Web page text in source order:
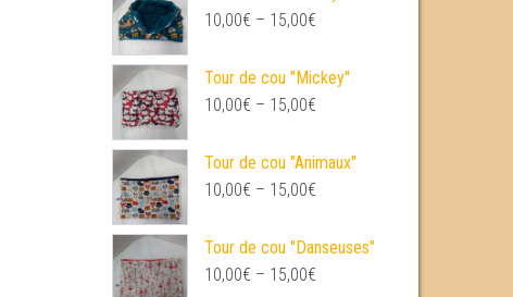
10,00€ – 15,00€
Tour de cou "Mickey"
10,00€ – 15,00€
Tour de cou "Animaux"
10,00€ – 15,00€
Tour de cou "Danseuses"
10,00€ – 15,00€